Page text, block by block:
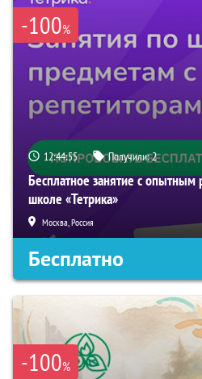
-100%
12:44:54 Получили:2
Бесплатное занятие с
школе «Тетрика»
Москва, Россия
Бесплатно
-100%